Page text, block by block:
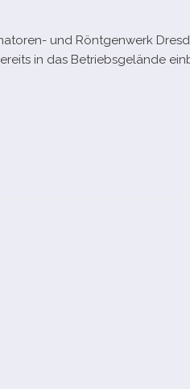
und Röntgenwerk
in das Betriebsgelände